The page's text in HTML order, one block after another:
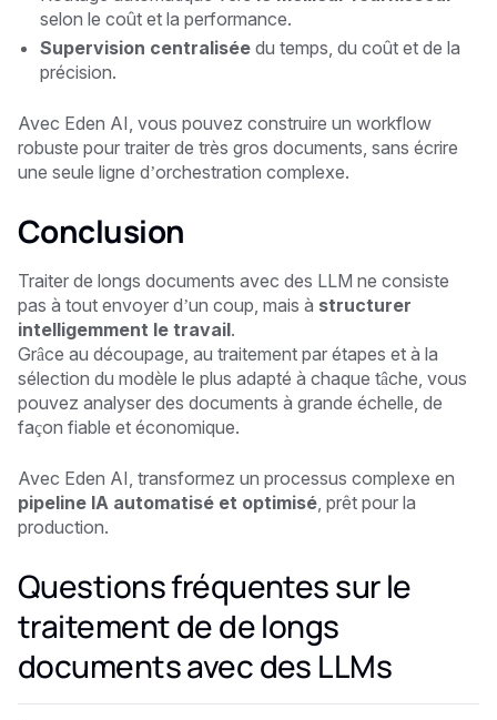
selon le coût et la performance.
Supervision centralisée du temps, du coût et de la
précision.
Avec Eden AI, vous pouvez construire un workflow
robuste pour traiter de très gros documents, sans écrire
une seule ligne d’orchestration complexe.
Conclusion
Traiter de longs documents avec des LLM ne consiste
pas à tout envoyer d’un coup, mais à structurer
intelligemment le travail.
Grâce au découpage, au traitement par étapes et à la
sélection du modèle le plus adapté à chaque tâche, vous
pouvez analyser des documents à grande échelle, de
façon fiable et économique.
Avec Eden AI , transformez un processus complexe en
pipeline IA automatisé et optimisé , prêt pour la
production.
Questions fréquentes sur le
traitement de de longs
documents avec des LLMs